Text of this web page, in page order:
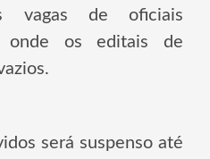
vagas de oficiais
onde os editais de
será suspenso até